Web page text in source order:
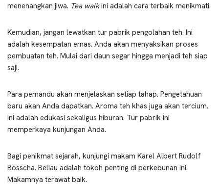
menenangkan jiwa. Tea walkini adalah cara terbaik menikmati.
Kemudian, jangan lewatkan tur pabrik pengolahan teh. Ini
adalah kesempatan emas. Anda akan menyaksikan proses
pembuatan teh. Mulai dari daun segar hingga menjadi teh siap
saji.
Para pemandu akan menjelaskan setiap tahap. Pengetahuan
baru akan Anda dapatkan. Aroma teh khas juga akan tercium.
Ini adalah edukasi sekaligus hiburan. Tur pabrik ini
memperkaya kunjungan Anda.
Bagi penikmat sejarah, kunjungi makam Karel Albert Rudolf
Bosscha. Beliau adalah tokoh penting di perkebunan ini.
Makamnya terawat baik.